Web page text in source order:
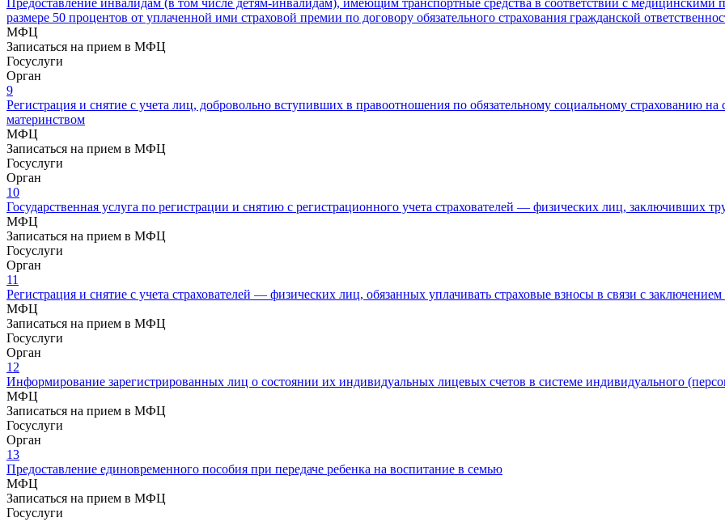
Предоставление инвалидам (в том числе детям-инвалидам), имеющим транспортные средства в соответствии с медицинскими
размере 50 процентов от уплаченной ими страховой премии по договору обязательного страхования гражданской
МФЦ
Записаться на прием в МФЦ
Госуслуги
Орган
9
Регистрация и снятие с учета лиц, добровольно вступивших в правоотношения по обязательному социальному страхованию на
материнством
МФЦ
Записаться на прием в МФЦ
Госуслуги
Орган
10
Государственная услуга по регистрации и снятию с регистрационного учета страхователей — физических лиц, заключивших
МФЦ
Записаться на прием в МФЦ
Госуслуги
Орган
11
Регистрация и снятие с учета страхователей — физических лиц, обязанных уплачивать страховые взносы в связи с
МФЦ
Записаться на прием в МФЦ
Госуслуги
Орган
12
Информирование зарегистрированных лиц о состоянии их индивидуальных лицевых счетов в системе индивидуального
МФЦ
Записаться на прием в МФЦ
Госуслуги
Орган
13
Предоставление единовременного пособия при передаче ребенка на воспитание в семью
МФЦ
Записаться на прием в МФЦ
Госуслуги